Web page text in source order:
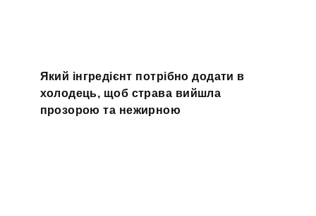
Який інгредієнт потрібно додати в
холодець, щоб страва вийшла
прозорою та нежирною